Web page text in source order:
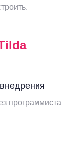
программиста